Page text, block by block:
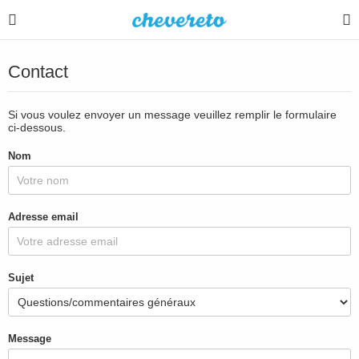
Contact
Si vous voulez envoyer un message veuillez remplir le formulaire
ci-dessous.
Nom
Adresse email
Sujet
Message